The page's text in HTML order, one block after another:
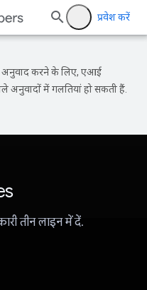
प्रवेश करें
अनुवाद करने के लिए, एआई
अनुवादों में गलतियां हो सकती हैं.
तीन लाइन में दें.